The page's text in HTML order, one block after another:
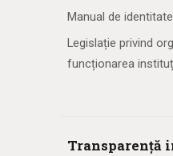
Manual de identitate
Legislație privind
funcționarea
Transparență